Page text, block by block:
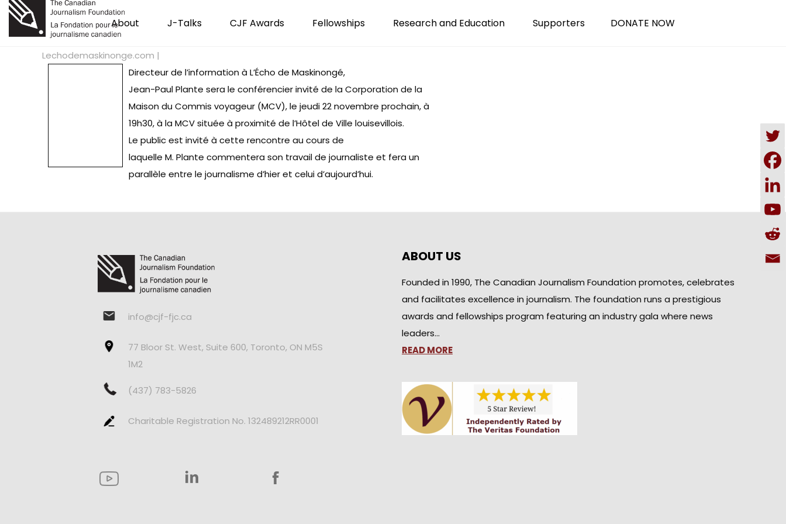
About J-Talks CJF Awards Fellowships Research and Education Supporters DONATE NOW
Lechodemaskinonge.com |
Directeur de l’information à L’Écho de Maskinongé,
Jean-Paul Plante sera le conférencier invité de la Corporation de la
Maison du Commis voyageur (MCV), le jeudi 22 novembre prochain, à
19h30, à la MCV située à proximité de l’Hôtel de Ville louisevillois.
Le public est invité à cette rencontre au cours de
laquelle M. Plante commentera son travail de journaliste et fera un
parallèle entre le journalisme d’hier et celui d’aujourd’hui.
info@cjf-fjc.ca
77 Bloor St. West, Suite 600, Toronto, ON M5S
1M2
(437) 783-5826
Charitable Registration No. 132489212RR0001
ABOUT US
Founded in 1990, The Canadian Journalism Foundation promotes, celebrates
and facilitates excellence in journalism. The foundation runs a prestigious
awards and fellowships program featuring an industry gala where news
leaders…
READ MORE